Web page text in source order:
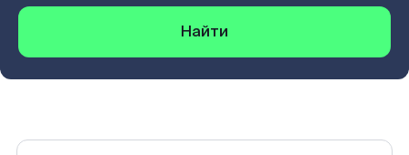
Найти